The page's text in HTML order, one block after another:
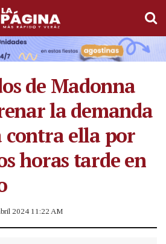
de Madonna
la demanda
contra ella por
horas tarde en
2024 11:22 AM